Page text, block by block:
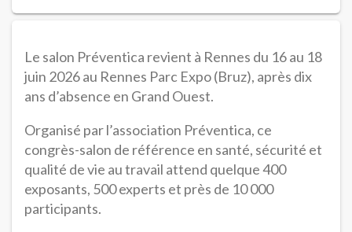
Le salon Préventica revient à Rennes du 16 au 18
juin 2026 au Rennes Parc Expo (Bruz), après dix
ans d’absence en Grand Ouest.
Organisé par l’association Préventica, ce
congrès-salon de référence en santé, sécurité et
qualité de vie au travail attend quelque 400
exposants, 500 experts et près de 10 000
participants.